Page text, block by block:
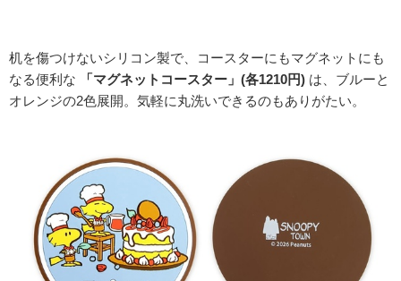
机を傷つけないシリコン製で、コースターにもマグネットにも
なる便利な
「マグネットコースター」(各1210円) は、ブルーと
オレンジの2色展開。気軽に丸洗いできるのもありがたい。